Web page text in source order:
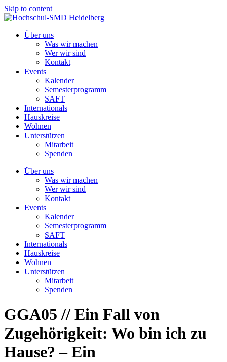
Skip to content
Über uns
Was wir machen
Wer wir sind
Kontakt
Events
Kalender
Semesterprogramm
SAFT
Internationals
Hauskreise
Wohnen
Unterstützen
Mitarbeit
Spenden
Über uns
Was wir machen
Wer wir sind
Kontakt
Events
Kalender
Semesterprogramm
SAFT
Internationals
Hauskreise
Wohnen
Unterstützen
Mitarbeit
Spenden
GGA05 // Ein Fall von
Zugehörigkeit: Wo bin ich zu
Hause? – Ein